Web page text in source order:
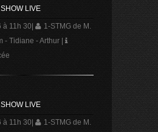
LIVE
à 11h 30
1-STMG de M.
- Tidiane - Arthur|
LIVE
à 11h 30|
1-STMG de M.